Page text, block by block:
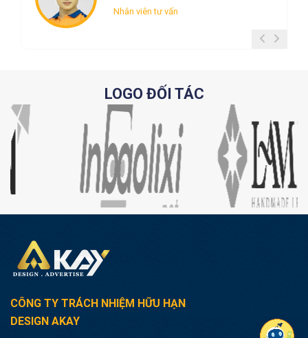
Nhân viên tư vấn
LOGO ĐỐI TÁC
CÔNG TY TRÁCH NHIỆM HỮU HẠN
DESIGN AKAY